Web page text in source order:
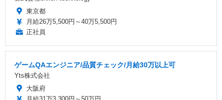
東京都
月給26万5,500円～40万5,500円
正社員
ゲームQAエンジニア/品質チェック/月給30万以上可
Yts株式会社
大阪府